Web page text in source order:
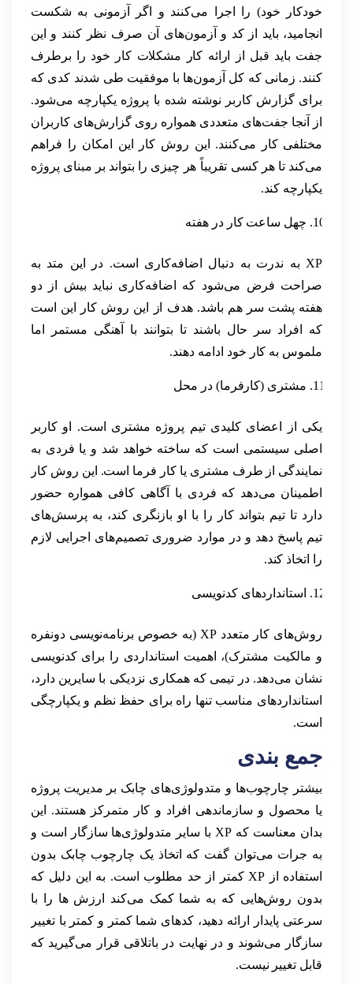
خودکار خود) را اجرا می‌کنند و اگر آزمونی به شکست
انجامید، باید از کد و آزمون‌های آن صرف نظر کنند و این
جفت باید قبل از ارائه کار مشکلات کار خود را برطرف
کنند. زمانی که کل آزمون‌ها با موفقیت طی شدند کدی که
برای گزارش کاربر نوشته شده با پروژه یکپارچه می‌شود.
از آنجا جفت‌های متعددی همواره روی گزارش‌های کاربران
مختلفی کار می‌کنند. این روش کار این امکان را فراهم
می‌کند تا هر کسی تقریباً هر چیزی را بتواند بر مبنای پروژه
یکپارچه کند.
چهل ساعت کار در هفته
XP به ندرت به دنبال اضافه‌کاری است. در این متد به
صراحت فرض می‌شود که اضافه‌کاری نباید بیش از دو
هفته پشت سر هم باشد. هدف از این روش کار این است
که افراد سر حال باشند تا بتوانند با آهنگی مستمر اما
ملموس به کار خود ادامه دهند.
مشتری (کارفرما) در محل
یکی از اعضای کلیدی تیم پروژه مشتری است. او کاربر
اصلی سیستمی است که ساخته خواهد شد و یا فردی به
نمایندگی از طرف مشتری یا کار فرما است. این روش کار
اطمینان می‌دهد که فردی با آگاهی کافی همواره حضور
دارد تا تیم بتواند کار را با او بازنگری کند، به پرسش‌های
تیم پاسخ دهد و در موارد ضروری تصمیم‌های اجرایی لازم
را اتخاذ کند.
استانداردهای کدنویسی
روش‌های کار متعدد XP (به خصوص برنامه‌نویسی دونفره
و مالکیت مشترک)، اهمیت استانداردی را برای کدنویسی
نشان می‌دهد. در تیمی که همکاری نزدیکی با سایرین دارد،
استانداردهای مناسب تنها راه برای حفظ نظم و یکپارچگی
است.
جمع بندی
بیشتر چارچوب‌ها و متدولوژی‌های چابک بر مدیریت پروژه
یا محصول و سازماندهی افراد و کار متمرکز هستند. این
بدان معناست که XP با سایر متدولوژی‌ها سازگار است و
به جرات می‌توان گفت که اتخاذ یک چارچوب چابک بدون
استفاده از XP کمتر از حد مطلوب است. به این دلیل که
بدون روش‌هایی که به شما کمک می‌کند ارزش ها را با
سرعتی پایدار ارائه دهید، کدهای شما کمتر و کمتر با تغییر
سازگار می‌شوند و در نهایت در باتلاقی قرار می‌گیرید که
قابل تغییر نیست.